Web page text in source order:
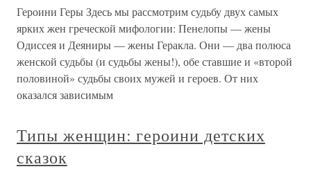
Героини Геры Здесь мы рассмотрим судьбу двух самых
ярких жен греческой мифологии: Пенелопы — жены
Одиссея и Деяниры — жены Геракла. Они — два полюса
женской судьбы (и судьбы жены!), обе ставшие и «второй
половиной» судьбы своих мужей и героев. От них
оказался зависимым
Типы женщин: героини детских
сказок